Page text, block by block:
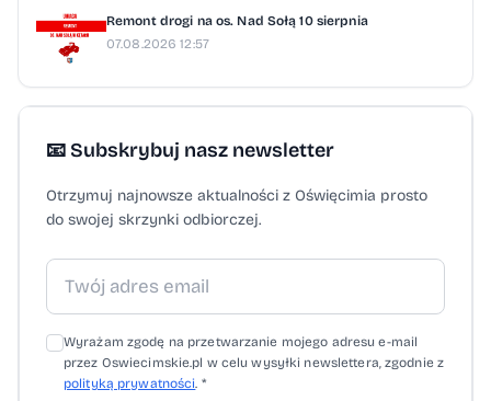
Remont drogi na os. Nad Sołą 10 sierpnia
07.08.2026 12:57
📧 Subskrybuj nasz newsletter
Otrzymuj najnowsze aktualności z Oświęcimia prosto
do swojej skrzynki odbiorczej.
Wyrażam zgodę na przetwarzanie mojego adresu e-mail
przez Oswiecimskie.pl w celu wysyłki newslettera, zgodnie z
polityką prywatności. *